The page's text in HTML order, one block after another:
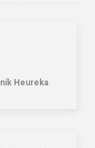
Heureka